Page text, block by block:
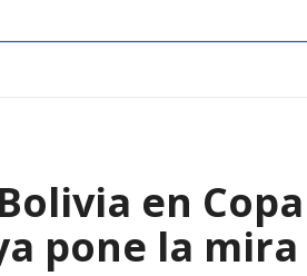
en Copa
pone la mira